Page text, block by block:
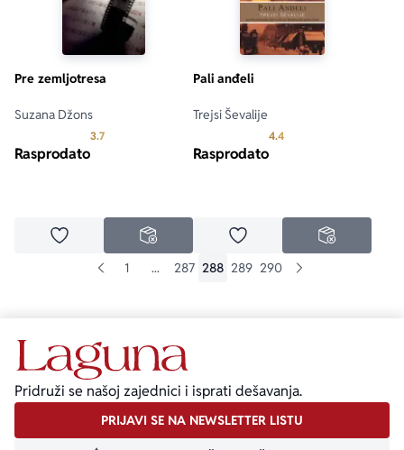
Pre zemljotresa
Suzana Džons
3.7Prosecna ocena je 3.7 od 5
Rasprodato
Dodaj u omiljeneNEDOSTUPNO
Pali anđeli
Trejsi Ševalije
4.4Prosecna ocena je 4.4
Rasprodato
Dodaj u omiljene
1
... 287 288 289 290
Pridruži se našoj zajednici i isprati dešavanja.
PRIJAVI SE NA NEWSLETTER LISTU